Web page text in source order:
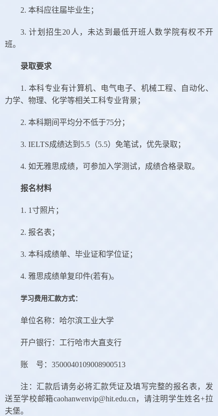
2. 本科应往届毕业生；
3.计划招生20 人，未达到最低开班人数学院有权不开
班。
录取要求
1. 本科专业有计算机、电气电子、机械工程、自动化、
力学、物理、化学等相关工科专业背景；
2. 本科期间平均分不低于75分；
3. IELTS成绩达到 5.5 （5.5）免笔试，优先录取；
4. 如无雅思成绩，可参加入学测试，成绩合格录取。
报名材料
1. 1寸照片；
2. 报名表；
3. 本科成绩单、毕业证和学位证；
4. 雅思成绩单复印件(若有)。
学习费用汇款方式：
单位名称：哈尔滨工业大学
开户银行：工行哈市大直支行
账 号： 3500040109008900513
注：汇款后请务必将汇款凭证及填写完整的报名表，发
送至学校邮箱caohanwenvip@hit.edu.cn，请注明学生姓名+拉
夫堡。